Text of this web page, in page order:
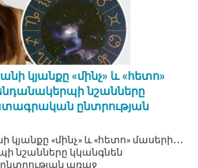
կյանքը «մինչ» և «հետո»
նշանները
ընտրության
«մինչ» և «հետո» մասերի․․․
նշանները կկանգնեն
առաջ